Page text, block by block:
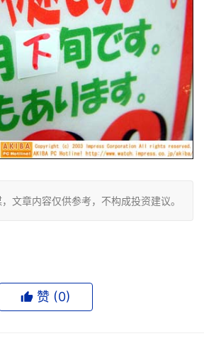
文章内容仅供参考，不构成投资建议。
赞 (0)